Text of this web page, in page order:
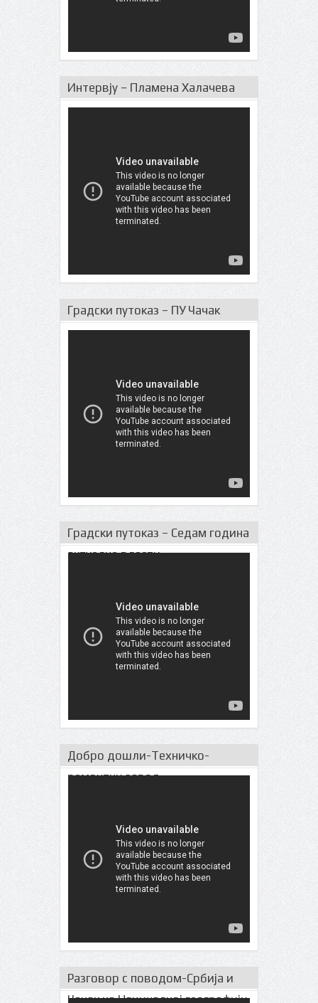
Интервју – Пламена Халачева
Градски путоказ – ПУ Чачак
Градски путоказ – Седам година
актуeлне власти
Добро дошли-Техничко-
ремонтни завод
Разговор с поводом-Србија и
Чачак на Нациналној географији